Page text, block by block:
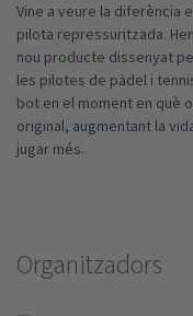
Vine a veure la diferència
pilota repressuritzada.
nou producte dissenyat
les pilotes de pàdel i
bot en el moment en què
original, augmentant la
jugar més.
Organitzadors